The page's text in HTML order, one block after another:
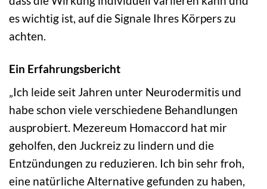
es wichtig ist, auf die Signale Ihres Körpers zu
achten.
Ein Erfahrungsbericht
„Ich leide seit Jahren unter Neurodermitis und
habe schon viele verschiedene Behandlungen
ausprobiert. Mezereum Homaccord hat mir
geholfen, den Juckreiz zu lindern und die
Entzündungen zu reduzieren. Ich bin sehr froh,
eine natürliche Alternative gefunden zu haben,